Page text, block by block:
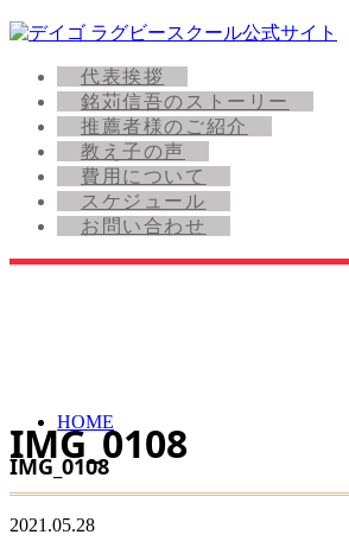
代表挨拶
銘苅信吾のストーリー
推薦者様のご紹介
教え子の声
費用について
スケジュール
お問い合わせ
IMG_0108
HOME
IMG_0108
2021.05.28